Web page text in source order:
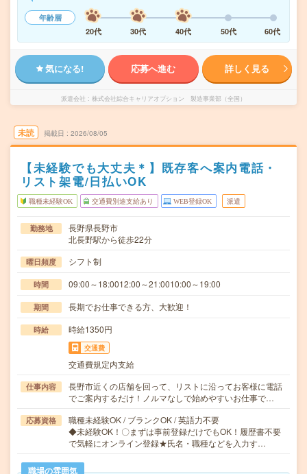
年齢層
20代
30代 40代 50代 60代
気になる! 応募へ進む 詳しく見る
派遣会社 株式会社綜合キャリアオプション 製造事業部（全国）
未読 掲載日 2026/08/05
【未経験でも大丈夫＊】既存客へ案内電話・
リスト架電/日払いOK
職種未経験OK 交通費別途支給あり WEB登録OK 派遣
勤務地
長野県長野市
北長野駅から徒歩22分
曜日頻度 シフト制
時間 09:00～18:0012:00～21:0010:00～19:00
期間 長期でお仕事できる方、大歓迎！
時給 時給1350円
交通費
交通費規定内支給
仕事内容
長野市近くの店舗を回って、リストに沿ってお客様に電話
でご案内するだけ！ノルマなしで始めやすいお仕事で…
応募資格
職種未経験OK / ブランクOK / 英語力不要
◆未経験OK！〇まずは事前登録だけでもOK！履歴書不要
で気軽にオンライン登録★氏名・職種などを入力す…
職場の雰囲気